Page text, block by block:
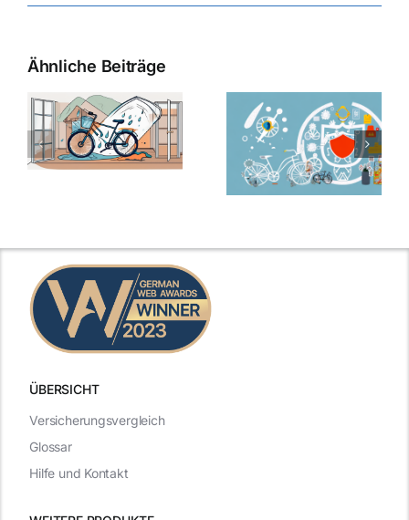
Ähnliche Beiträge
ÜBERSICHT
Versicherungsvergleich
Glossar
Hilfe und Kontakt